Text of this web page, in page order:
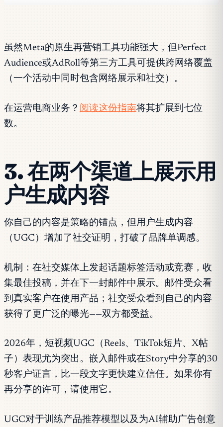
虽然Meta的原生再营销工具功能强大，但Perfect
Audience或AdRoll等第三方工具可提供跨网络覆盖
（一个活动中同时包含网络展示和社交）。
在运营电商业务？ 阅读这份指南将其扩展到七位
数。
3. 在两个渠道上展示用
户生成内容
你自己的内容是策略的锚点，但用户生成内容
（UGC）增加了社交证明，打破了品牌单调感。
机制：在社交媒体上发起话题标签活动或竞赛，收
集最佳投稿，并在下一封邮件中展示。邮件受众看
到真实客户在使用产品；社交受众看到自己的内容
获得了更广泛的曝光——双方都受益。
2026年，短视频UGC（Reels、TikTok短片、X帖
子）表现尤为突出。嵌入邮件或在Story中分享的30
秒客户证言，比一段文字更快建立信任。如果你有
再分享的许可，请使用它。
UGC对于训练产品推荐模型以及为AI辅助广告创意